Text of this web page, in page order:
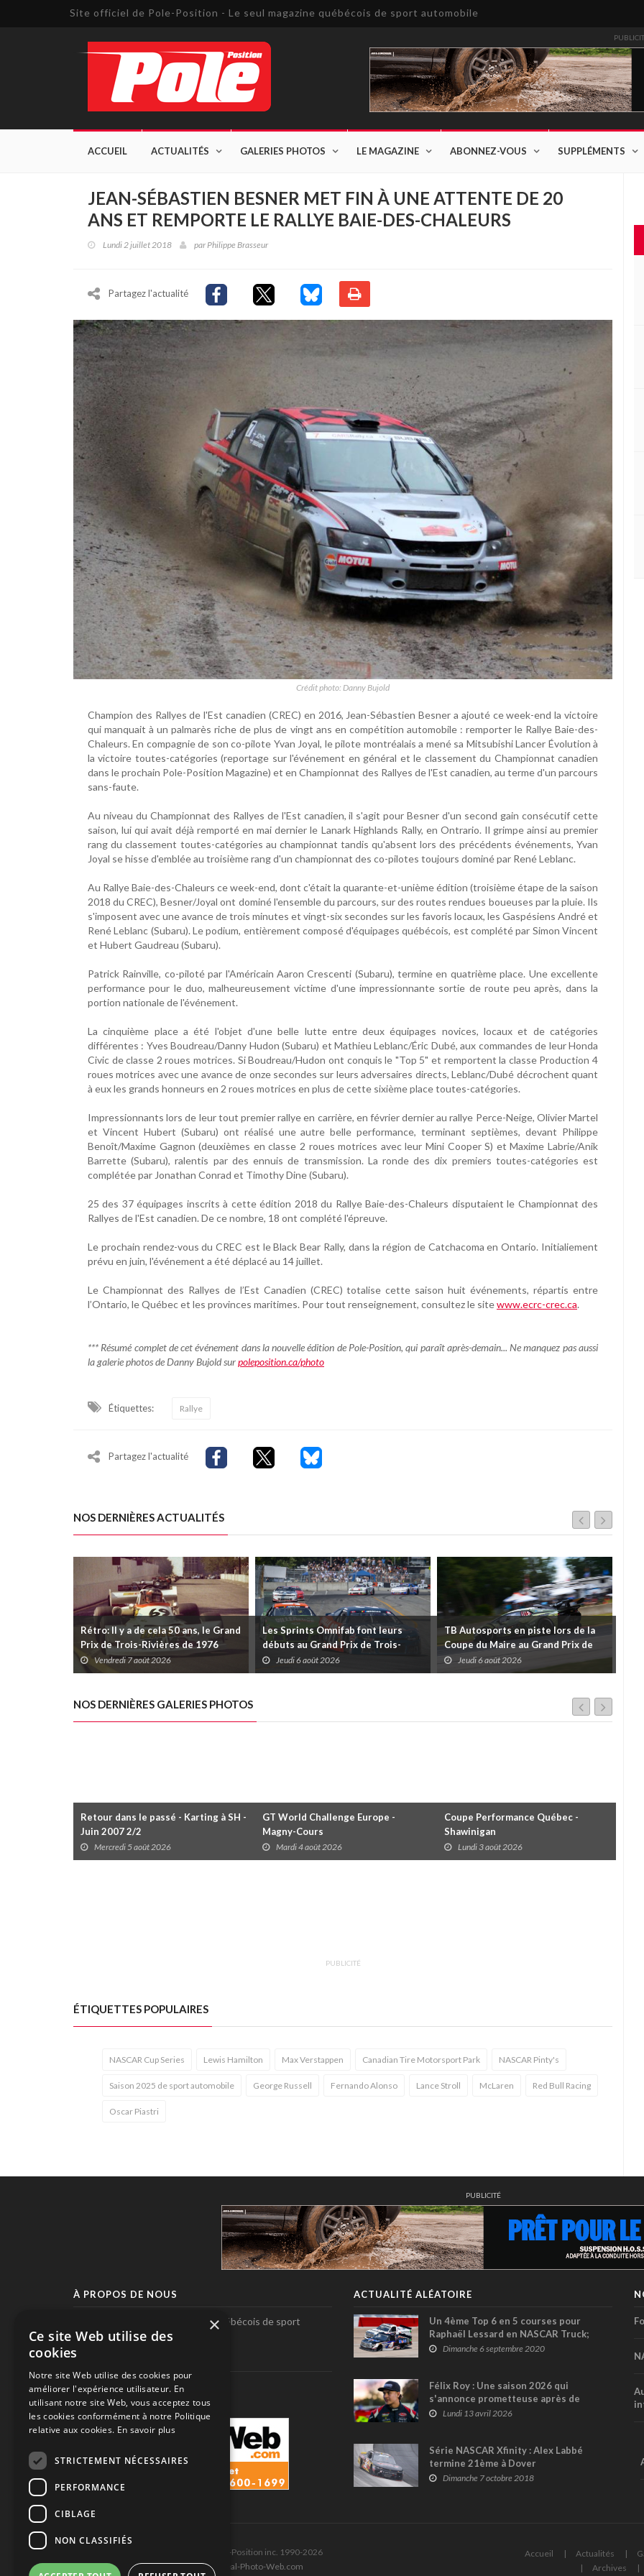
Site officiel de Pole-Position - Le seul magazine québécois de sport automobile
ACCUEIL ACTUALITÉS GALERIES PHOTOS LE MAGAZINE ABONNEZ-VOUS SUPPLÉMENTS
JEAN-SÉBASTIEN BESNER MET FIN À UNE ATTENTE DE 20
ANS ET REMPORTE LE RALLYE BAIE-DES-CHALEURS
Lundi 2 juillet 2018 parPhilippe Brasseur
Partagez l'actualité
Crédit photo: Danny Bujold
Champion des Rallyes de l'Est canadien (CREC) en 2016, Jean-Sébastien Besner a ajouté ce week-end la victoire
qui manquait à un palmarès riche de plus de vingt ans en compétition automobile : remporter le Rallye Baie-des-
Chaleurs. En compagnie de son co-pilote Yvan Joyal, le pilote montréalais a mené sa Mitsubishi Lancer Évolution à
la victoire toutes-catégories (reportage sur l'événement en général et le classement du Championnat canadien
dans le prochain Pole-Position Magazine) et en Championnat des Rallyes de l'Est canadien, au terme d'un parcours
sans-faute.
Au niveau du Championnat des Rallyes de l'Est canadien, il s'agit pour Besner d'un second gain consécutif cette
saison, lui qui avait déjà remporté en mai dernier le Lanark Highlands Rally, en Ontrario. Il grimpe ainsi au premier
rang du classement toutes-catégories au championnat tandis qu'absent lors des précédents événements, Yvan
Joyal se hisse d'emblée au troisième rang d'un championnat des co-pilotes toujours dominé par René Leblanc.
Au Rallye Baie-des-Chaleurs ce week-end, dont c'était la quarante-et-unième édition (troisième étape de la saison
2018 du CREC), Besner/Joyal ont dominé l'ensemble du parcours, sur des routes rendues boueuses par la pluie. Ils
s'imposent avec une avance de trois minutes et vingt-six secondes sur les favoris locaux, les Gaspésiens André et
René Leblanc (Subaru). Le podium, entièrement composé d'équipages québécois, est complété par Simon Vincent
et Hubert Gaudreau (Subaru).
Patrick Rainville, co-piloté par l'Américain Aaron Crescenti (Subaru), termine en quatrième place. Une excellente
performance pour le duo, malheureusement victime d'une impressionnante sortie de route peu après, dans la
portion nationale de l'événement.
La cinquième place a été l'objet d'une belle lutte entre deux équipages novices, locaux et de catégories
différentes : Yves Boudreau/Danny Hudon (Subaru) et Mathieu Leblanc/Éric Dubé, aux commandes de leur Honda
Civic de classe 2 roues motrices. Si Boudreau/Hudon ont conquis le "Top 5" et remportent la classe Production 4
roues motrices avec une avance de onze secondes sur leurs adversaires directs, Leblanc/Dubé décrochent quant
à eux les grands honneurs en 2 roues motrices en plus de cette sixième place toutes-catégories.
Impressionnants lors de leur tout premier rallye en carrière, en février dernier au rallye Perce-Neige, Olivier Martel
et Vincent Hubert (Subaru) ont réalisé une autre belle performance, terminant septièmes, devant Philippe
Benoît/Maxime Gagnon (deuxièmes en classe 2 roues motrices avec leur Mini Cooper S) et Maxime Labrie/Anik
Barrette (Subaru), ralentis par des ennuis de transmission. La ronde des dix premiers toutes-catégories est
complétée par Jonathan Conrad et Timothy Dine (Subaru).
25 des 37 équipages inscrits à cette édition 2018 du Rallye Baie-des-Chaleurs disputaient le Championnat des
Rallyes de l'Est canadien. De ce nombre, 18 ont complété l'épreuve.
Le prochain rendez-vous du CREC est le Black Bear Rally, dans la région de Catchacoma en Ontario. Initialiement
prévu en juin, l'événement a été déplacé au 14 juillet.
Le Championnat des Rallyes de l’Est Canadien (CREC) totalise cette saison huit événements, répartis entre
l’Ontario, le Québec et les provinces maritimes. Pour tout renseignement, consultez le sitewww.ecrc-crec.ca.
*** Résumé complet de cet événement dans la nouvelle édition de Pole-Position, qui paraît après-demain... Ne manquez pas aussi
la galerie photos de Danny Bujold surpoleposition.ca/photo
Étiquettes: Rallye
Partagez l'actualité
NOS DERNIÈRES ACTUALITÉS
Rétro: Il y a de cela 50 ans, le Grand
Prix de Trois-Rivières de 1976
Vendredi 7 août 2026
Les Sprints Omnifab font leurs
débuts au Grand Prix de Trois-
Rivières avec un format inspiré de
Daytona
Jeudi 6 août 2026
TB Autosports en piste lors de la
Coupe du Maire au Grand Prix de
Trois-Rivières
Jeudi 6 août 2026
NOS DERNIÈRES GALERIES PHOTOS
Retour dans le passé - Karting à SH -
Juin 2007 2/2
Mercredi 5 août 2026
GT World Challenge Europe -
Magny-Cours
Mardi 4 août 2026
Coupe Performance Québec -
Shawinigan
Lundi 3 août 2026
PUBLICITÉ
ÉTIQUETTES POPULAIRES
NASCAR Cup Series Lewis Hamilton Max Verstappen Canadian Tire Motorsport Park NASCAR Pinty's
Saison 2025 de sport automobile George Russell Fernando Alonso Lance Stroll McLaren Red Bull Racing
Oscar Piastri
PUBLICITÉ
À PROPOS DE NOUS
Pole-Position, le seul magazine québécois de sport
automobile.
SUIVEZ-NOUS
ACTUALITÉ ALÉATOIRE
Un 4ème Top 6 en 5 courses pour
Raphaël Lessard en NASCAR Truck;
Kevin Harvick lauréat en série Cup (+
Dimanche 6 septembre 2020
Félix Roy : Une saison 2026 qui
s'annonce prometteuse après de
multipes titres en 2025
Lundi 13 avril 2026
Série NASCAR Xfinity : Alex Labbé
termine 21ème à Dover
Dimanche 7 octobre 2018
Tous droits réservés © Les Éditions Pole-Position inc. 1990-2026
Ce site est produit et hébergé par Montréal-Photo-Web.com
Accueil Actualités
Archives
×
Ce site Web utilise des
cookies
Notre site Web utilise des cookies pour
améliorer l'expérience utilisateur. En
utilisant notre site Web, vous acceptez tous
les cookies conformément à notre Politique
relative aux cookies. En savoir plus
STRICTEMENT NÉCESSAIRES
PERFORMANCE
CIBLAGE
NON CLASSIFIÉS